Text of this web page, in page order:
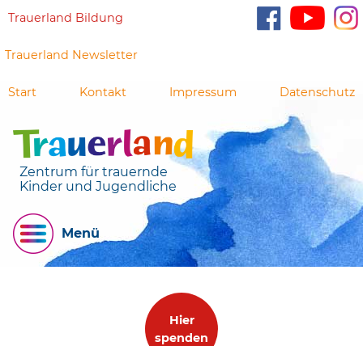
Trauerland Bildung
Trauerland Newsletter
Start Kontakt Impressum Datenschutz
Zentrum für trauernde
Kinder und Jugendliche
Menü
Hier
spenden